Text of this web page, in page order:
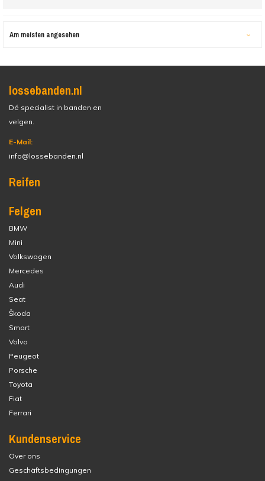
Am meisten angesehen
lossebanden.nl
Dé specialist in banden en
velgen.
E-Mail:
info@lossebanden.nl
Reifen
Felgen
BMW
Mini
Volkswagen
Mercedes
Audi
Seat
Škoda
Smart
Volvo
Peugeot
Porsche
Toyota
Fiat
Ferrari
Kundenservice
Over ons
Geschäftsbedingungen